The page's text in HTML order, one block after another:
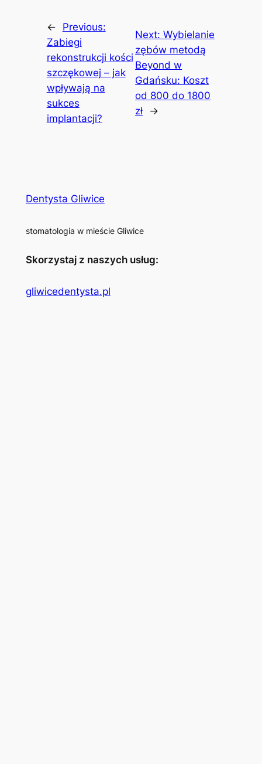
←
Previous:
Zabiegi
rekonstrukcji kości
szczękowej – jak
wpływają na
sukces
implantacji?
Next:Wybielanie
zębów metodą
Beyond w
Gdańsku: Koszt
od 800 do 1800
zł
→
Dentysta Gliwice
stomatologia w mieście Gliwice
Skorzystaj z naszych usług:
gliwicedentysta.pl